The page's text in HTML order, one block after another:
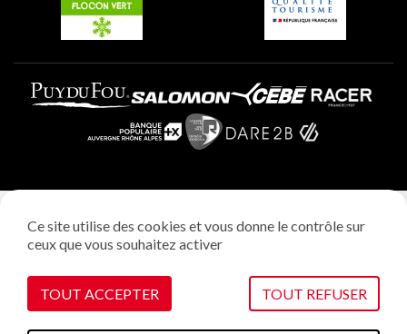
Gestion des cookies
Ce site utilise des cookies et vous donne le contrôle sur
ceux que vous souhaitez activer
TOUT ACCEPTER TOUT REFUSER